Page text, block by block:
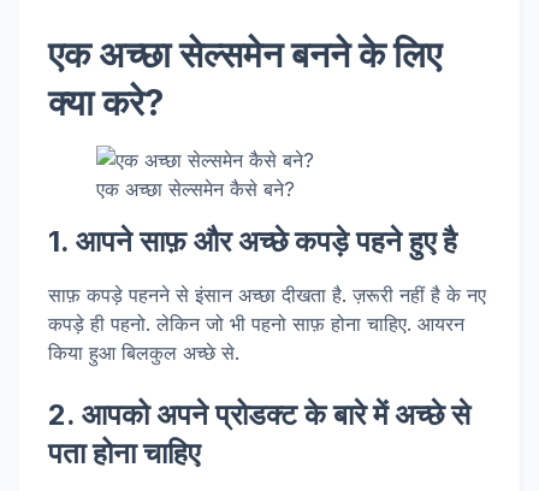
एक अच्छा सेल्समेन बनने के लिए
क्या करे?
एक अच्छा सेल्समेन कैसे बने?
1. आपने साफ़ और अच्छे कपड़े पहने हुए है
साफ़ कपड़े पहनने से इंसान अच्छा दीखता है. ज़रूरी नहीं है के नए
कपड़े ही पहनो. लेकिन जो भी पहनो साफ़ होना चाहिए. आयरन
किया हुआ बिलकुल अच्छे से.
2. आपको अपने प्रोडक्ट के बारे में अच्छे से
पता होना चाहिए